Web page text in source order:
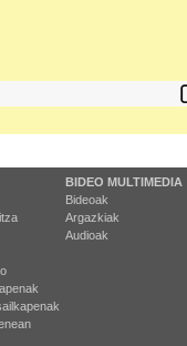
BIDEO MULTIMEDIA
Bideoak
Argazkiak
Audioak